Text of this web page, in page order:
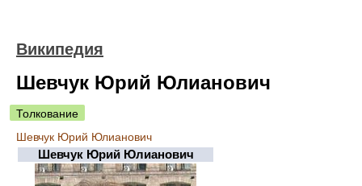
Википедия
Шевчук Юрий Юлианович
Толкование
Шевчук Юрий Юлианович
Шевчук Юрий Юлианович